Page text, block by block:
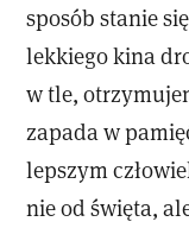
sposób stanie
lekkiego kina
w tle,
zapada w
lepszym
nie od święta,